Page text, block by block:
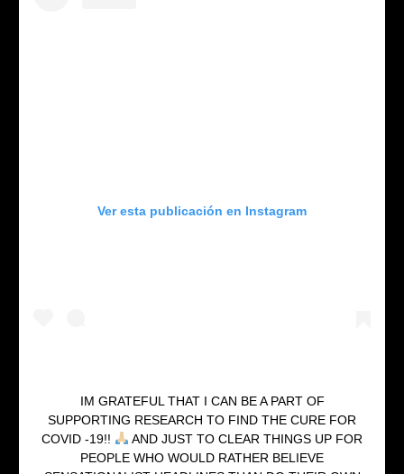
Ver esta publicación en Instagram
IM GRATEFUL THAT I CAN BE A PART OF
SUPPORTING RESEARCH TO FIND THE CURE FOR
COVID -19!!
AND JUST TO CLEAR THINGS UP FOR
PEOPLE WHO WOULD RATHER BELIEVE